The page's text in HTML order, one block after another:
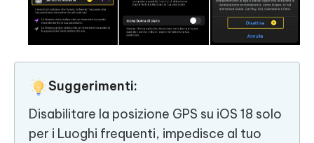
Suggerimenti:
Disabilitare la posizione GPS su iOS 18 solo
per i Luoghi frequenti, impedisce al tuo